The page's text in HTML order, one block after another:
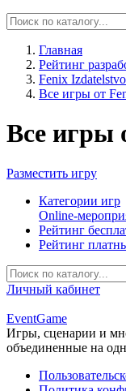
Главная
Рейтинг
Fenix Izdatelstvo
Все игры от
Все игры
Разместить игру
Категории игр
Online-
Рейтинг
Рейтинг
Личный кабинет
EventGame
Игры, сценарии и
объединенные на